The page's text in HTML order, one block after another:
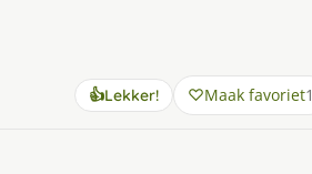
👍Lekker! Maak favoriet1